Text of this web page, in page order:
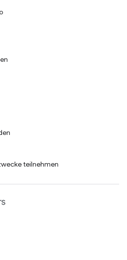
teilnehmen